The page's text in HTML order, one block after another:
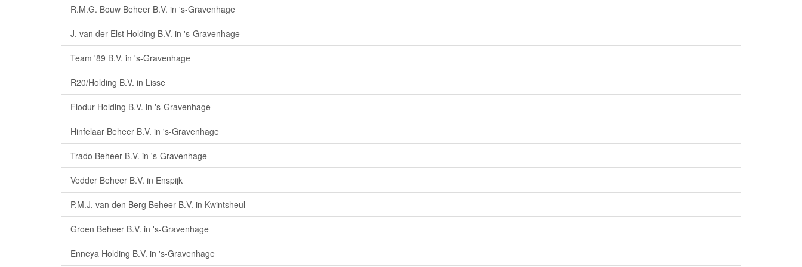
R.M.G. Bouw Beheer B.V. in 's-Gravenhage
J. van der Elst Holding B.V. in 's-Gravenhage
Team '89 B.V. in 's-Gravenhage
R20/Holding B.V. in Lisse
Flodur Holding B.V. in 's-Gravenhage
Hinfelaar Beheer B.V. in 's-Gravenhage
Trado Beheer B.V. in 's-Gravenhage
Vedder Beheer B.V. in Enspijk
P.M.J. van den Berg Beheer B.V. in Kwintsheul
Groen Beheer B.V. in 's-Gravenhage
Enneya Holding B.V. in 's-Gravenhage